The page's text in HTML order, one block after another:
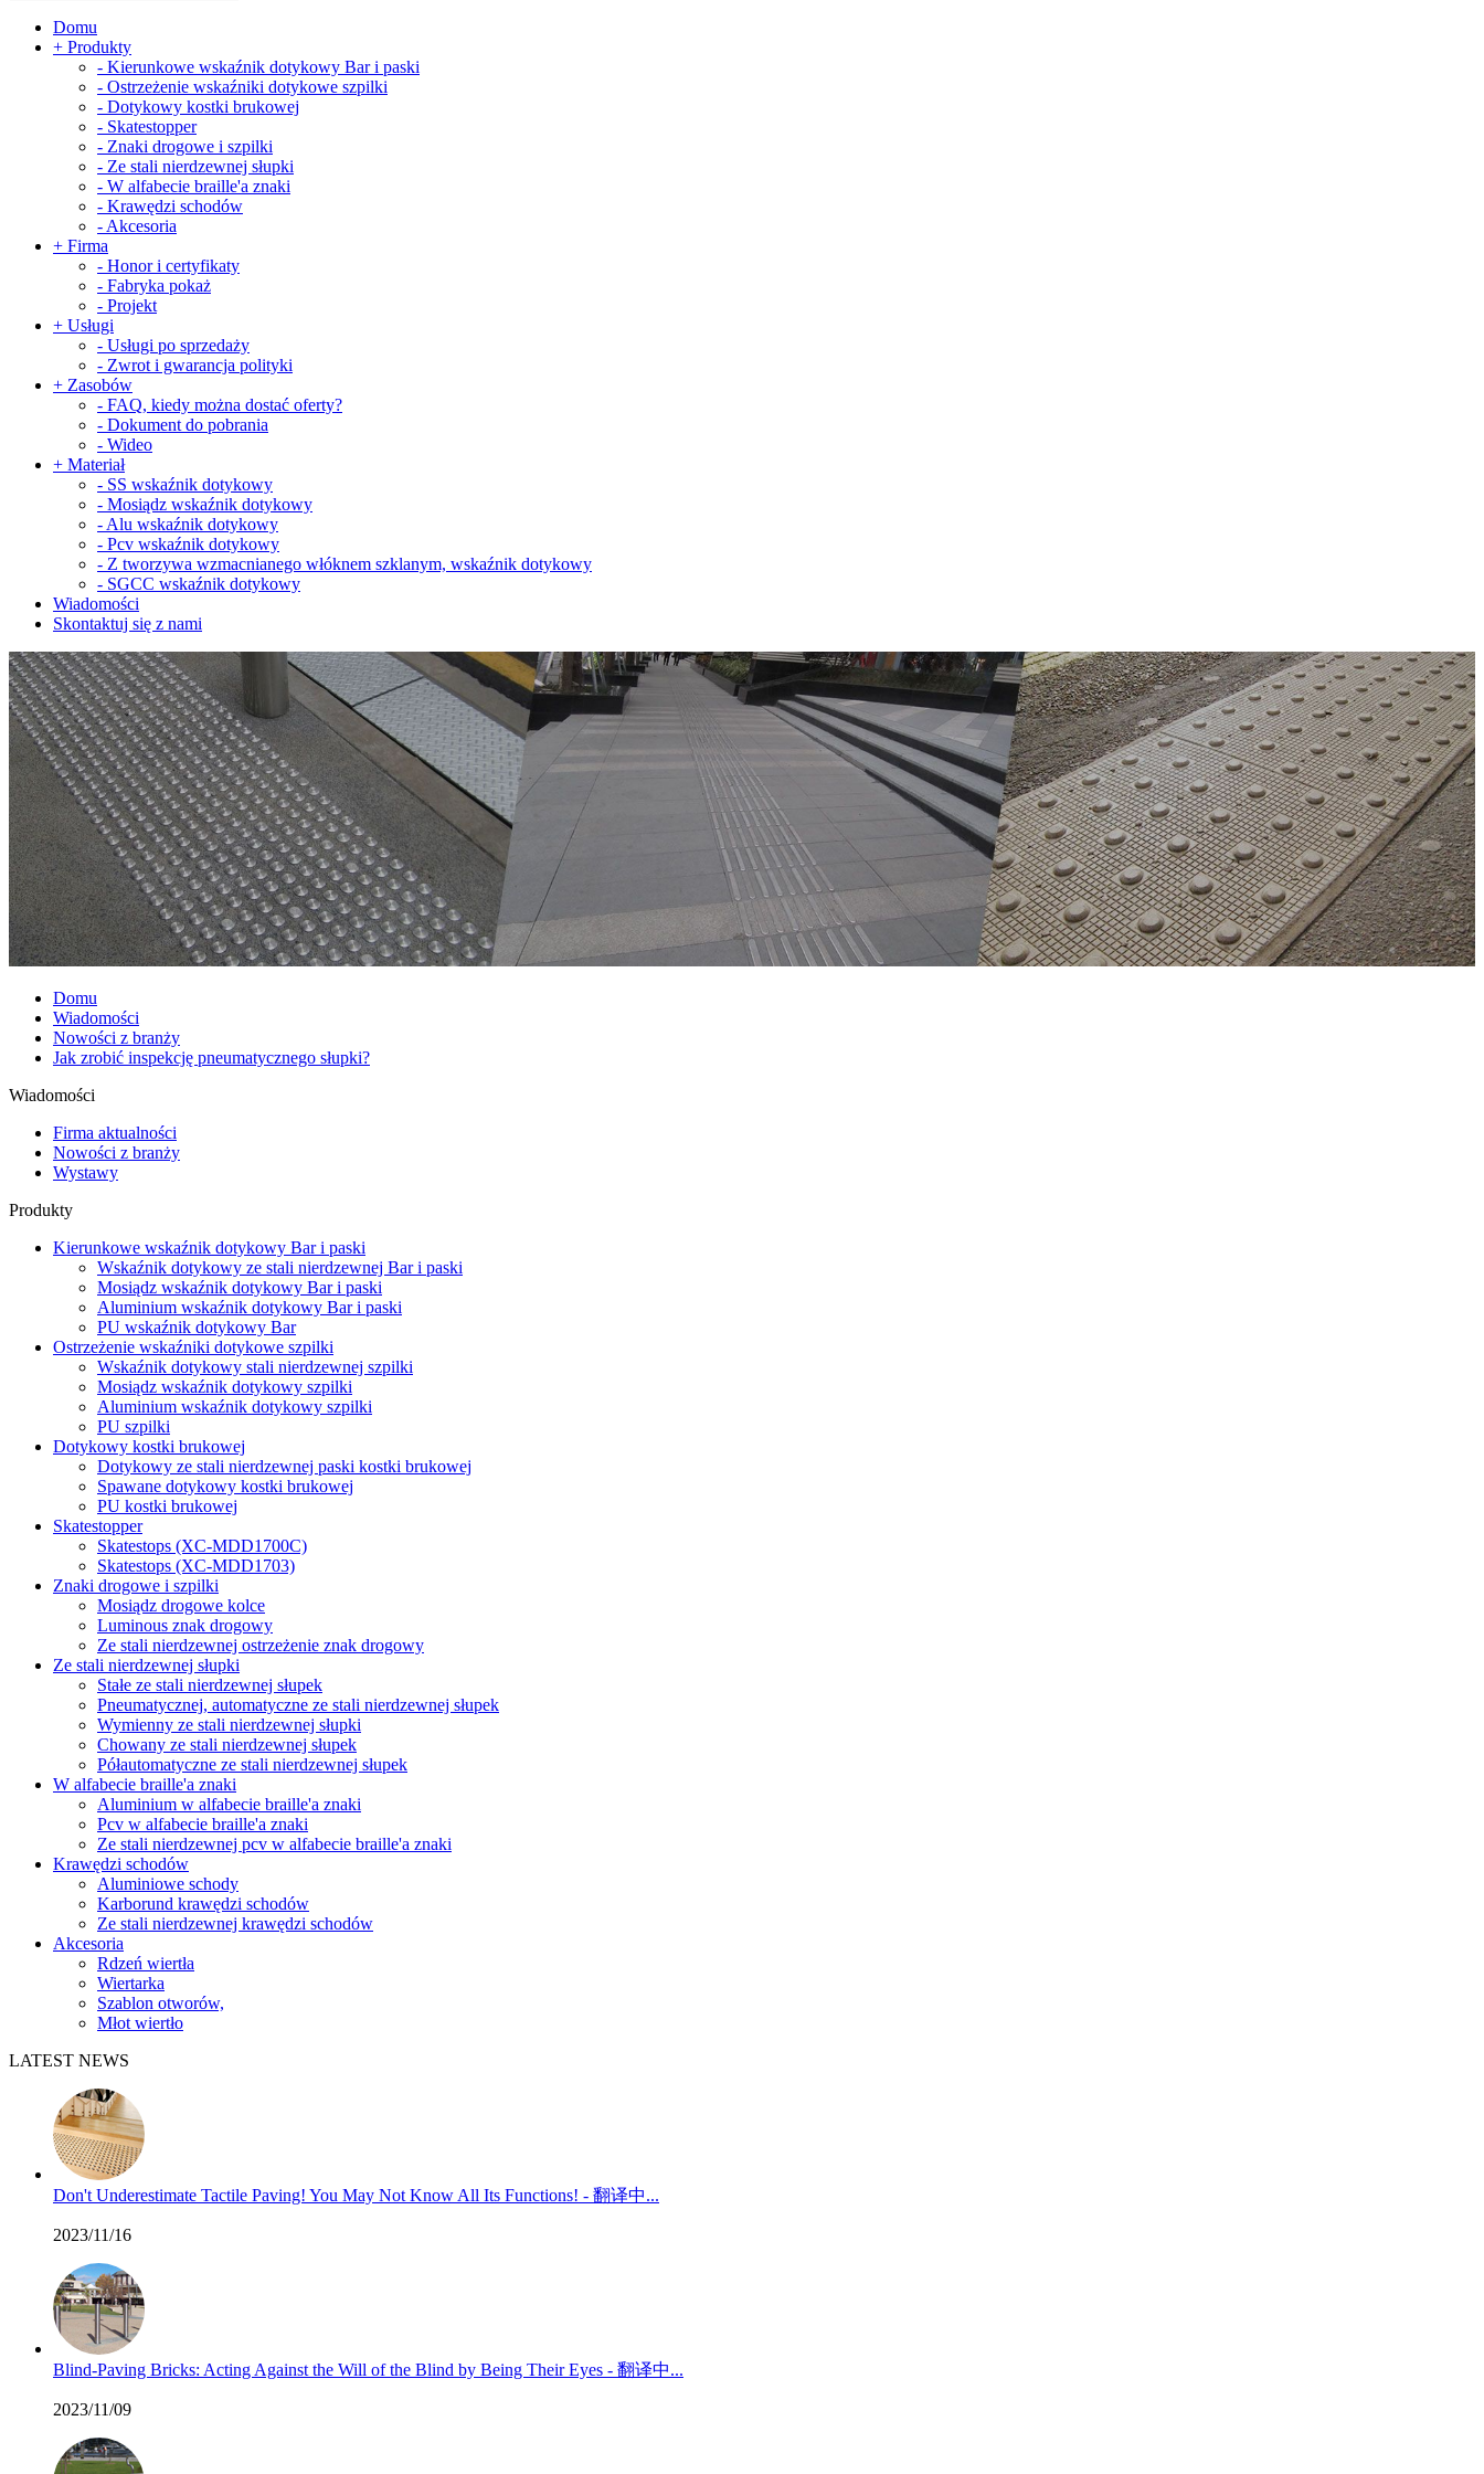
Domu
+ Produkty
- Kierunkowe wskaźnik dotykowy Bar i paski
- Ostrzeżenie wskaźniki dotykowe szpilki
- Dotykowy kostki brukowej
- Skatestopper
- Znaki drogowe i szpilki
- Ze stali nierdzewnej słupki
- W alfabecie braille'a znaki
- Krawędzi schodów
- Akcesoria
+ Firma
- Honor i certyfikaty
- Fabryka pokaż
- Projekt
+ Usługi
- Usługi po sprzedaży
- Zwrot i gwarancja polityki
+ Zasobów
- FAQ, kiedy można dostać oferty?
- Dokument do pobrania
- Wideo
+ Materiał
- SS wskaźnik dotykowy
- Mosiądz wskaźnik dotykowy
- Alu wskaźnik dotykowy
- Pcv wskaźnik dotykowy
- Z tworzywa wzmacnianego włóknem szklanym, wskaźnik dotykowy
- SGCC wskaźnik dotykowy
Wiadomości
Skontaktuj się z nami
Domu
Wiadomości
Nowości z branży
Jak zrobić inspekcję pneumatycznego słupki?
Wiadomości
Firma aktualności
Nowości z branży
Wystawy
Produkty
Kierunkowe wskaźnik dotykowy Bar i paski
Wskaźnik dotykowy ze stali nierdzewnej Bar i paski
Mosiądz wskaźnik dotykowy Bar i paski
Aluminium wskaźnik dotykowy Bar i paski
PU wskaźnik dotykowy Bar
Ostrzeżenie wskaźniki dotykowe szpilki
Wskaźnik dotykowy stali nierdzewnej szpilki
Mosiądz wskaźnik dotykowy szpilki
Aluminium wskaźnik dotykowy szpilki
PU szpilki
Dotykowy kostki brukowej
Dotykowy ze stali nierdzewnej paski kostki brukowej
Spawane dotykowy kostki brukowej
PU kostki brukowej
Skatestopper
Skatestops (XC-MDD1700C)
Skatestops (XC-MDD1703)
Znaki drogowe i szpilki
Mosiądz drogowe kolce
Luminous znak drogowy
Ze stali nierdzewnej ostrzeżenie znak drogowy
Ze stali nierdzewnej słupki
Stałe ze stali nierdzewnej słupek
Pneumatycznej, automatyczne ze stali nierdzewnej słupek
Wymienny ze stali nierdzewnej słupki
Chowany ze stali nierdzewnej słupek
Półautomatyczne ze stali nierdzewnej słupek
W alfabecie braille'a znaki
Aluminium w alfabecie braille'a znaki
Pcv w alfabecie braille'a znaki
Ze stali nierdzewnej pcv w alfabecie braille'a znaki
Krawędzi schodów
Aluminiowe schody
Karborund krawędzi schodów
Ze stali nierdzewnej krawędzi schodów
Akcesoria
Rdzeń wiertła
Wiertarka
Szablon otworów,
Młot wiertło
LATEST NEWS
Don't Underestimate Tactile Paving! You May Not Know All Its Functions! - 翻译中...
2023/11/16
Blind-Paving Bricks: Acting Against the Will of the Blind by Being Their Eyes - 翻译中...
2023/11/09